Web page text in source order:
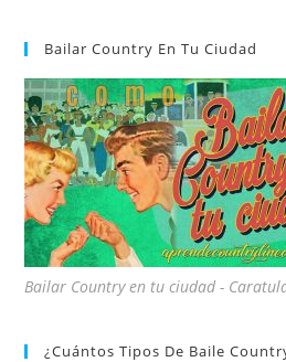
Bailar Country En Tu Ciudad
Bailar Country en tu ciudad -
¿Cuántos Tipos De Baile